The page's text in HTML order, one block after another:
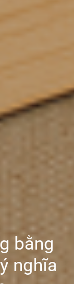
bằng
nghĩa